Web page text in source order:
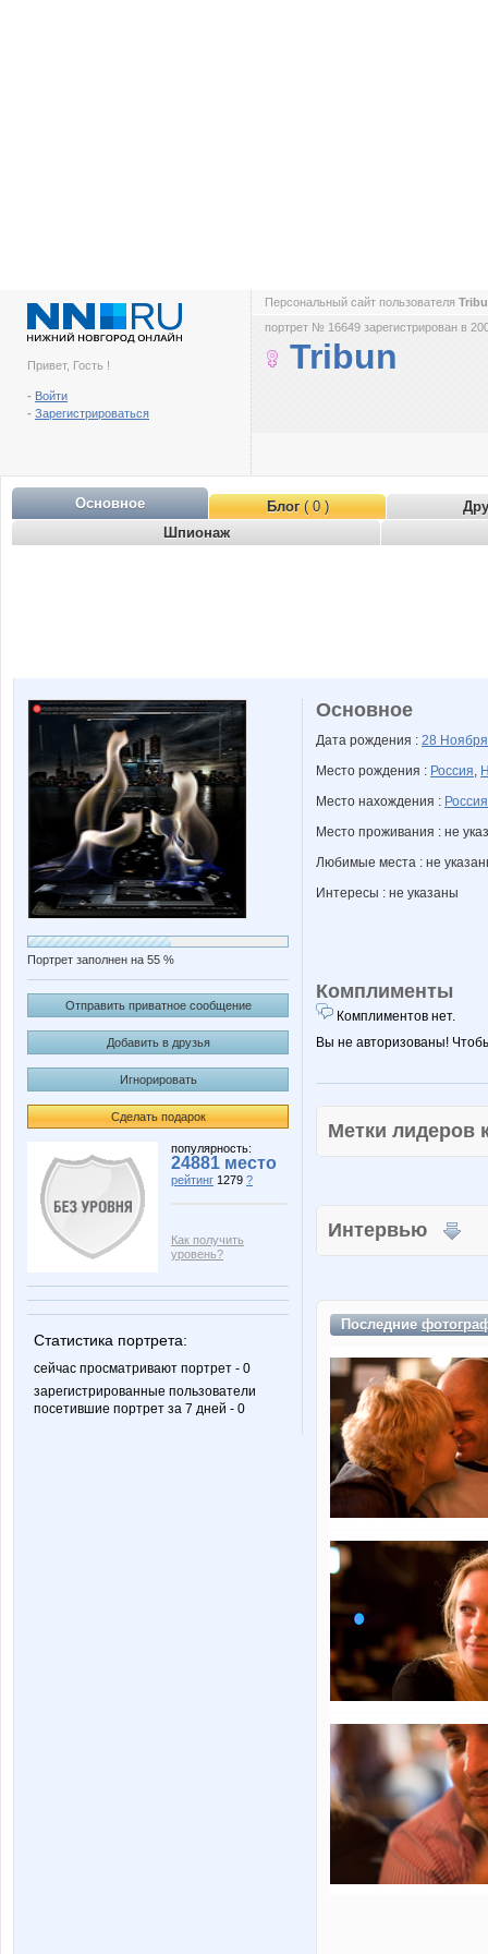
Привет, Гость !
- Войти
- Зарегистрироваться
Персональный сайт пользователя
портрет № 16649 зарегистрирован в
Tribun
Основное Блог( 0 )
Шпионаж
Портрет заполнен на 55 %
Отправить приватное сообщение
Добавить в друзья
Игнорировать
Сделать подарок
популярность:
24881 место
рейтинг 1279 ?
Как получить
уровень?
Статистика портрета:
сейчас просматривают портрет - 0
зарегистрированные пользователи
посетившие портрет за 7 дней - 0
Основное
Дата рождения : 28
Место рождения : Россия,
Место нахождения : Россия
Место проживания : не
Любимые места : не
Интересы : не указаны
Комплименты
Комплиментов нет.
Вы не авторизованы!
Метки
Интервью
Последние